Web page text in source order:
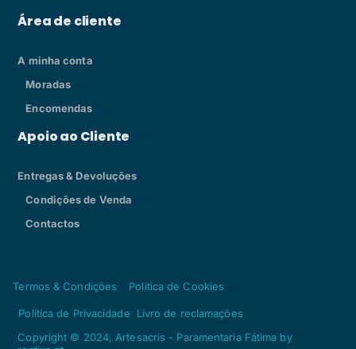
Área de cliente
A minha conta
Moradas
Encomendas
Apoio ao Cliente
Entregas & Devoluções
Condições de Venda
Contactos
Termos & Condições Política de Cookies
Política de Privacidade
Livro de reclamações
Copyright © 2024, Artesacris - Paramentaria Fátima by